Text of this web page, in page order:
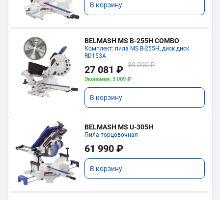
В корзину
BELMASH MS B-255H COMBO
Комплект: пила MS B-255H, диск диск
RD153A
27 081 ₽ 30 090 ₽
Экономия: 3 009 ₽
В корзину
BELMASH MS U-305H
Пила торцовочная
61 990 ₽
В корзину